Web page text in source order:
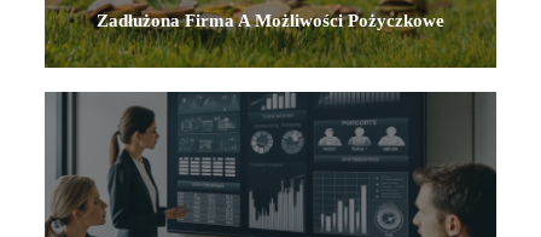
Zadłużona Firma A Możliwości Pożyczkowe